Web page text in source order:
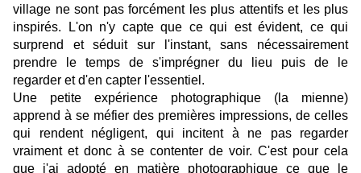
village ne sont pas forcément les plus attentifs et les plus
inspirés. L'on n'y capte que ce qui est évident, ce qui
surprend et séduit sur l'instant, sans nécessairement
prendre le temps de s'imprégner du lieu puis de le
regarder et d'en capter l'essentiel.
Une petite expérience photographique (la mienne)
apprend à se méfier des premières impressions, de celles
qui rendent négligent, qui incitent à ne pas regarder
vraiment et donc à se contenter de voir. C'est pour cela
que j'ai adopté en matière photographique ce que le